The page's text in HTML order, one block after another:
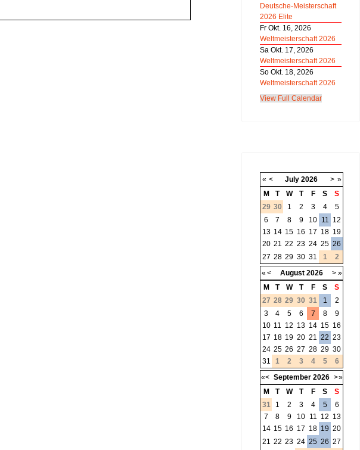
Deutsche-Meisterschaft
2026 Elite
Fr Okt. 16, 2026
Weltmeisterschaft 2026
Sa Okt. 17, 2026
Weltmeisterschaft 2026
So Okt. 18, 2026
Weltmeisterschaft 2026
View Full Calendar
« < July 2026 > »
M
T W T F S
S
29 30 1 2 3 4
5
6
7 8 9 10 11 12
13 14 15 16 17 18 19
20 21 22 23 24 25 26
27 28 29 30 31 1
2
« < August 2026 > »
M
T W T F S
S
27 28 29 30 31 1
2
3
4 5 6 7 8
9
10 11 12 13 14 15 16
17 18 19 20 21 22 23
24 25 26 27 28 29 30
31
1 2 3 4 5
6
«< September 2026 >»
M
T W T F S
S
31
1 2 3 4 5
6
7
8 9 10 11 12 13
14 15 16 17 18 19 20
21 22 23 24 25 26 27